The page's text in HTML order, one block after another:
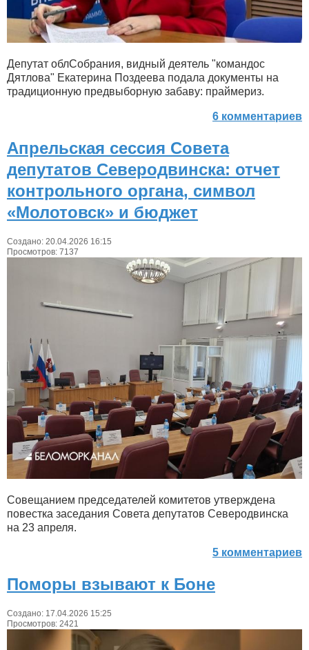
Депутат облСобрания, видный деятель "командос
Дятлова" Екатерина Поздеева подала документы на
традиционную предвыборную забаву: праймериз.
6 комментариев
Апрельская сессия Совета
депутатов Северодвинска: отчет
контрольного органа, символ
«Молотовск» и бюджет
Создано: 20.04.2026 16:15
Просмотров: 7137
Совещанием председателей комитетов утверждена
повестка заседания Совета депутатов Северодвинска
на 23 апреля.
5 комментариев
Поморы взывают к Боне
Создано: 17.04.2026 15:25
Просмотров: 2421